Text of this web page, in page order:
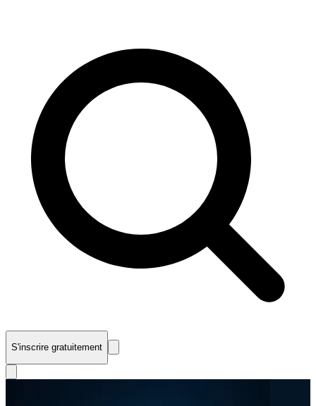
S'inscrire gratuitement